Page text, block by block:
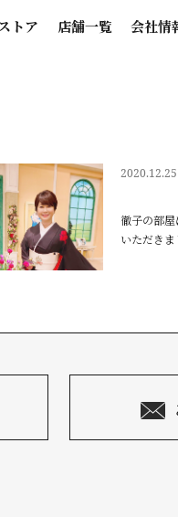
トア 店舗一覧
会社情
2020.12.25
徹子の部
いただき